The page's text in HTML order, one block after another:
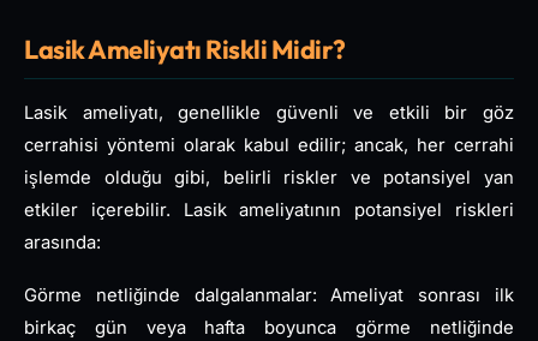
Lasik Ameliyatı Riskli Midir?
Lasik ameliyatı, genellikle güvenli ve etkili bir göz
cerrahisi yöntemi olarak kabul edilir; ancak, her cerrahi
işlemde olduğu gibi, belirli riskler ve potansiyel yan
etkiler içerebilir. Lasik ameliyatının potansiyel riskleri
arasında:
Görme netliğinde dalgalanmalar: Ameliyat sonrası ilk
birkaç gün veya hafta boyunca görme netliğinde